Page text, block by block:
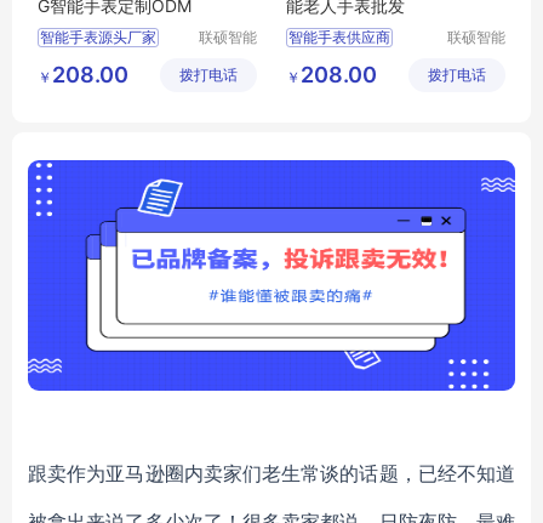
G智能手表定制ODM
智能手表源头厂家
蓝牙智能运动手环
联硕智能
有限公司
￥ 208.00 拨打电话
能老人手表批发
智能手表供应商
智能手表源头厂家
联硕智能
有限公司
￥ 208.00 拨打电话
跟卖作为亚马逊圈内卖家们老生常谈的话题，已经不知道